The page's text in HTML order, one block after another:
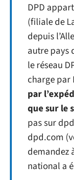
DPD
(filiale de
depuis
autre pays
le réseau
charge par
par
que sur le
pas sur
dpd.com
demandez
national a